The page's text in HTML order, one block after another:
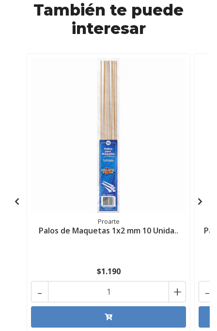
También te puede
interesar
Proarte
Palos de Maquetas 1x2 mm 10 Unida..
$1.190
+
- -